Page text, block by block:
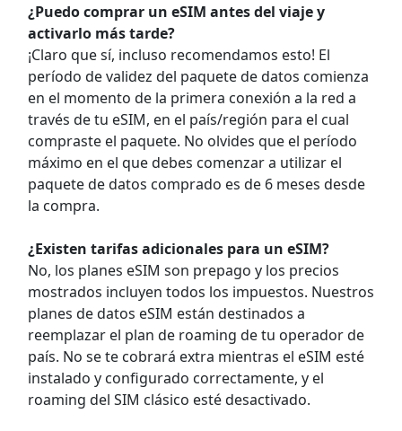
¿Puedo comprar un eSIM antes del viaje y
activarlo más tarde?
¡Claro que sí, incluso recomendamos esto! El
período de validez del paquete de datos comienza
en el momento de la primera conexión a la red a
través de tu eSIM, en el país/región para el cual
compraste el paquete. No olvides que el período
máximo en el que debes comenzar a utilizar el
paquete de datos comprado es de 6 meses desde
la compra.
¿Existen tarifas adicionales para un eSIM?
No, los planes eSIM son prepago y los precios
mostrados incluyen todos los impuestos. Nuestros
planes de datos eSIM están destinados a
reemplazar el plan de roaming de tu operador de
país. No se te cobrará extra mientras el eSIM esté
instalado y configurado correctamente, y el
roaming del SIM clásico esté desactivado.